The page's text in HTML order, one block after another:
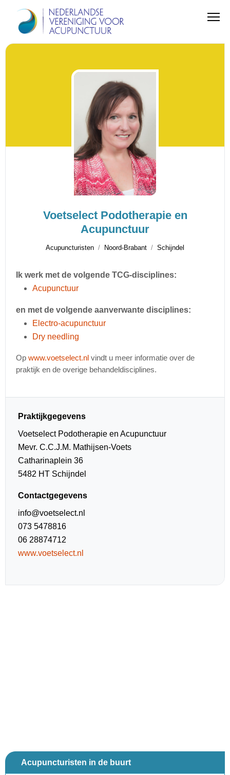
Acupuncturisten in de buurt
Voetselect Podotherapie en
Acupunctuur
Acupuncturisten Noord-Brabant Schijndel
Ik werk met de volgende TCG-disciplines:
Acupunctuur
en met de volgende aanverwante disciplines:
Electro-acupunctuur
Dry needling
Opwww.voetselect.nl vindt u meer informatie over de
praktijk en de overige behandeldisciplines.
Praktijkgegevens
Voetselect Podotherapie en Acupunctuur
Mevr. C.C.J.M. Mathijsen-Voets
Catharinaplein 36
5482 HT Schijndel
Contactgegevens
info@voetselect.nl
073 5478816
06 28874712
www.voetselect.nl